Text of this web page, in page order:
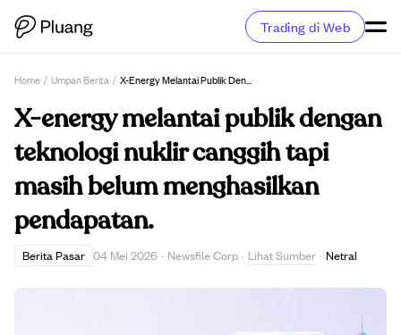
Trading di Web
Home / Umpan Berita / X-Energy Melantai Publik Dengan Teknologi Nuklir Canggih Tapi Masih Belum Menghasilkan Pendapatan.
X-energy melantai publik dengan
teknologi nuklir canggih tapi
masih belum menghasilkan
pendapatan.
Berita Pasar 04 Mei 2026 · Newsfile Corp · Lihat Sumber · Netral